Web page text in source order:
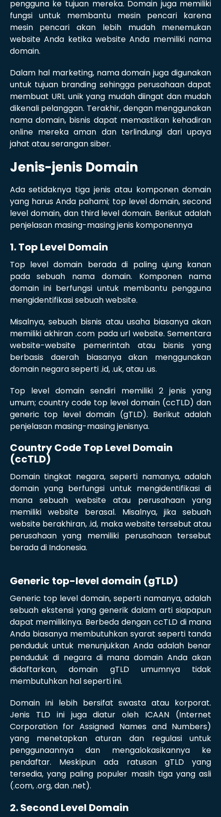
pengguna ke tujuan mereka. Domain juga memiliki
fungsi untuk membantu mesin pencari karena
mesin pencari akan lebih mudah menemukan
website Anda ketika website Anda memiliki nama
domain.
Dalam hal marketing, nama domain juga digunakan
untuk tujuan branding sehingga perusahaan dapat
membuat URL unik yang mudah diingat dan mudah
dikenali pelanggan. Terakhir, dengan menggunakan
nama domain, bisnis dapat memastikan kehadiran
online mereka aman dan terlindungi dari upaya
jahat atau serangan siber.
Jenis-jenis Domain
Ada setidaknya tiga jenis atau komponen domain
yang harus Anda pahami; top level domain, second
level domain, dan third level domain. Berikut adalah
penjelasan masing-masing jenis komponennya
1. Top Level Domain
Top level domain berada di paling ujung kanan
pada sebuah nama domain. Komponen nama
domain ini berfungsi untuk membantu pengguna
mengidentifikasi sebuah website.
Misalnya, sebuah bisnis atau usaha biasanya akan
memiliki akhiran .com pada url website. Sementara
website-website pemerintah atau bisnis yang
berbasis daerah biasanya akan menggunakan
domain negara seperti .id, .uk, atau .us.
Top level domain sendiri memiliki 2 jenis yang
umum; country code top level domain (ccTLD) dan
generic top level domain (gTLD). Berikut adalah
penjelasan masing-masing jenisnya.
Country Code Top Level Domain
(ccTLD)
Domain tingkat negara, seperti namanya, adalah
domain yang berfungsi untuk mengidentifikasi di
mana sebuah website atau perusahaan yang
memiliki website berasal. Misalnya, jika sebuah
website berakhiran, .id, maka website tersebut atau
perusahaan yang memiliki perusahaan tersebut
berada di Indonesia.
Generic top-level domain (gTLD)
Generic top level domain, seperti namanya, adalah
sebuah ekstensi yang generik dalam arti siapapun
dapat memilikinya. Berbeda dengan ccTLD di mana
Anda biasanya membutuhkan syarat seperti tanda
penduduk untuk menunjukkan Anda adalah benar
penduduk di negara di mana domain Anda akan
didaftarkan, domain gTLD umumnya tidak
membutuhkan hal seperti ini.
Domain ini lebih bersifat swasta atau korporat.
Jenis TLD ini juga diatur oleh ICAAN (Internet
Corporation for Assigned Names and Numbers)
yang menetapkan aturan dan regulasi untuk
penggunaannya dan mengalokasikannya ke
pendaftar. Meskipun ada ratusan gTLD yang
tersedia, yang paling populer masih tiga yang asli
(.com, .org, dan .net).
2. Second Level Domain